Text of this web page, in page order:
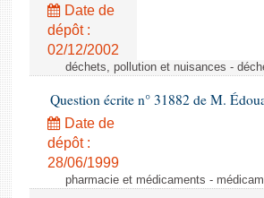
Date de
dépôt :
02/12/2002
déchets, pollution et nuisances -
Question écrite n° 31882 de M.
Date de
dépôt :
28/06/1999
pharmacie et médicaments -